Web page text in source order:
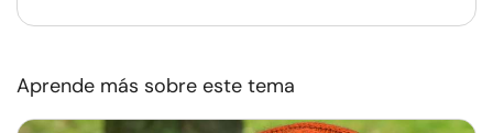
Aprende más sobre este tema